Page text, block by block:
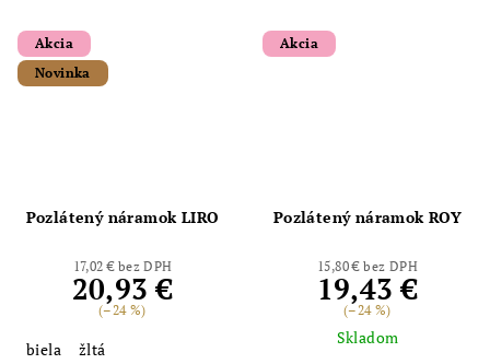
Akcia
Novinka
Pozlátený náramok LIRO
17,02 € bez DPH
20,93 €
(–24 %)
biela
žltá
Akcia
Pozlátený náramok ROY
15,80 € bez DPH
19,43 €
(–24 %)
Skladom